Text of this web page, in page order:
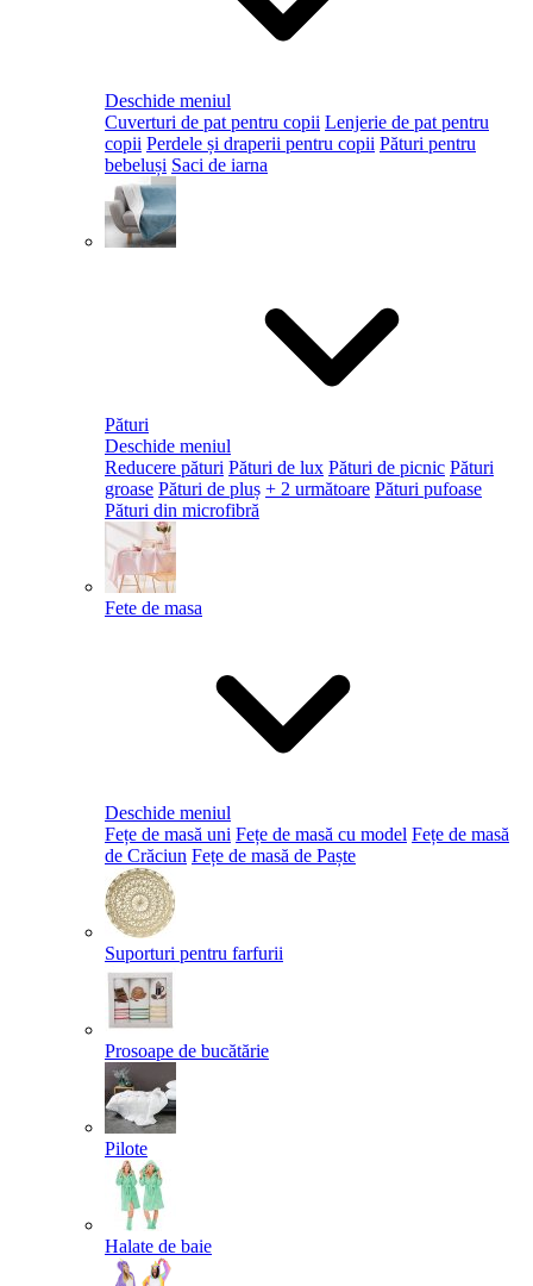
Deschide meniul
Cuverturi de pat pentru copii Lenjerie de pat pentru
copii Perdele și draperii pentru copii Pături pentru
bebeluși Saci de iarna
Pături
Deschide meniul
Reducere pături Pături de lux Pături de picnic Pături
groase Pături de pluș + 2 următoare Pături pufoase
Pături din microfibră
Fete de masa
Deschide meniul
Fețe de masă uni Fețe de masă cu model Fețe de masă
de Crăciun Fețe de masă de Paște​
Suporturi pentru farfurii
Prosoape de bucătărie
Pilote
Halate de baie